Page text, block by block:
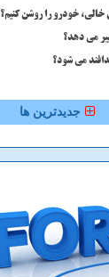
خودرو را روشن کنیم؟
می دهد؟
می شود؟
جدیدترین ها